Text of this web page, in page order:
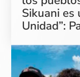
Sikuani es
Unidad”: